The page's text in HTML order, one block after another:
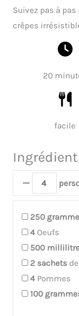
Suivez pas à
crêpes
20
facile
250
4 Oeufs
500
2 sachets
4 Pommes
100